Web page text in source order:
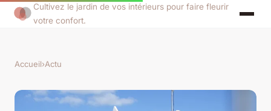
Cultivez le jardin de vos intérieurs pour faire fleurir
votre confort.
Accueil›Actu